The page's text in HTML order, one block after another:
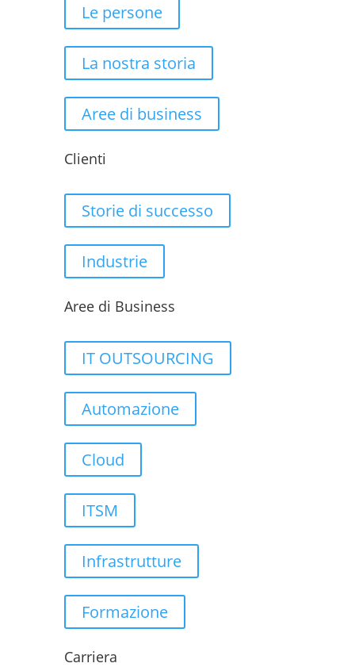
Le persone
La nostra storia
Aree di business
Clienti
Storie di successo
Industrie
Aree di Business
IT OUTSOURCING
Automazione
Cloud
ITSM
Infrastrutture
Formazione
Carriera